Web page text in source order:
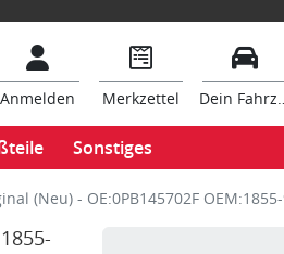
Anmelden Merkzettel Dein
Sonstiges
(Neu) - OE:0PB145702F